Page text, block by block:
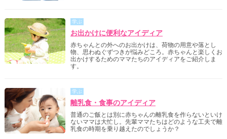
学ぶ
お出かけに便利なアイディア
赤ちゃんとの外へのお出かけは、荷物の用意や落とし
物、思わぬぐずつきが悩みどころ。赤ちゃんと楽しくお
出かけするためのママたちのアイディアをご紹介しま
す。
学ぶ
離乳食・食事のアイディア
普通のご飯とは別に赤ちゃんの離乳食を作らないといけ
ないママは大忙し。先輩ママたちはどのような工夫で離
乳食の時期を乗り越えたのでしょうか？